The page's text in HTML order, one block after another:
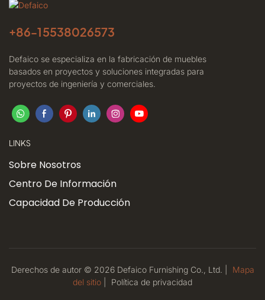
+86-15538026573
Defaico se especializa en la fabricación de muebles
basados ​​en proyectos y soluciones integradas para
proyectos de ingeniería y comerciales.
LINKS
Sobre Nosotros
Centro De Información
Capacidad De Producción
Derechos de autor © 2026 Defaico Furnishing Co., Ltd. |
Mapa
del sitio
Política de privacidad